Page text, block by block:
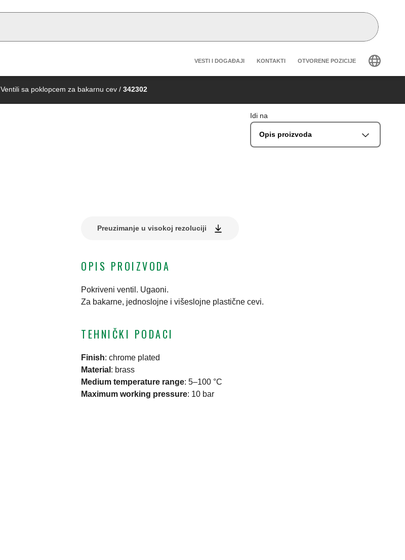
Header secondary navigation
VESTI I DOGAĐAJI KONTAKTI OTVORENE POZICIJE
Ventili sa poklopcem za bakarnu cev / 342302
Idi na
Opis proizvoda
Preuzimanje u visokoj rezoluciji
OPIS PROIZVODA
Pokriveni ventil. Ugaoni.
Za bakarne, jednoslojne i višeslojne plastične cevi.
TEHNIČKI PODACI
Finish: chrome plated
Material : brass
Medium temperature range: 5–100 °C
Maximum working pressure: 10 bar